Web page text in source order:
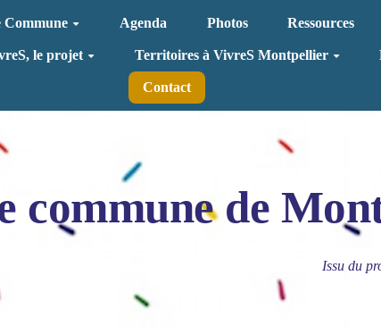
Commune Agenda Photos Ressources
le projet Territoires à VivreS Montpellier
Contact
commune de
Issu du